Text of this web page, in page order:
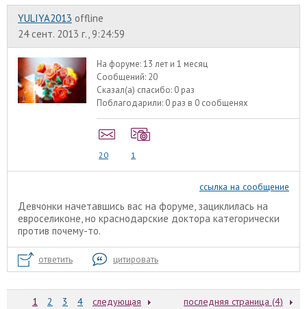
YULIYA2013 offline
24 сент. 2013 г., 9:24:59
На форуме:13 лет и 1 месяц
Сообщений: 20
Сказал(а) спасибо: 0 раз
Поблагодарили: 0 раз в 0 сообщенях
20 1
ссылка на сообщение
Девчонки начетавшись вас на форуме, зациклилась на
евроселиконе, но краснодарские доктора категорически
против почему-то.
ответить цитировать
1 2 3 4 следующая последняя страница (4)